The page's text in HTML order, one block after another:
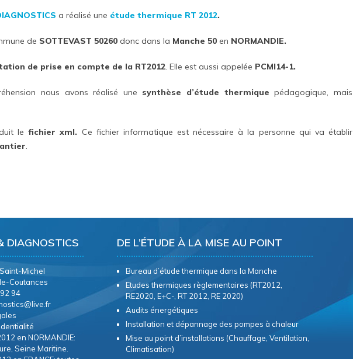
a réalisé une étude thermique RT 2012.
de SOTTEVAST 50260donc dans la Manche 50 en NORMANDIE.
de prise en compte de la RT2012. Elle est aussi appelée PCMI14-1.
nous avons réalisé une synthèse d’étude thermique pédagogique, mais
lefichier xml. Ce fichier informatique est nécessaire à la personne qui va établir
DIAGNOSTICS
Michel
Coutances
94
en NORMANDIE:
Seine Maritine.
DE L’ÉTUDE À LA MISE AU POINT
Bureau d’étude thermique dans la Manche
Etudes thermiques règlementaires (RT2012,
RE2020, E+C-, RT 2012, RE 2020)
Audits énergétiques
Installation et dépannage des pompes à chaleur
Mise au point d’installations (Chauffage, Ventilation,
Climatisation)